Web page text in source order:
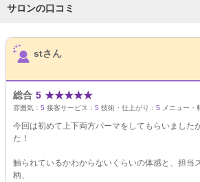
サロンの口コミ
サロンPick Up
stさん
総合 5 ★★★★★
雰囲気： 5 接客サービス： 5 技術・仕上がり： 5 メニュー・
今回は初めて上下両方パーマをしてもらいました
た！
触られているかわからないくらいの体感と、担当
柄、